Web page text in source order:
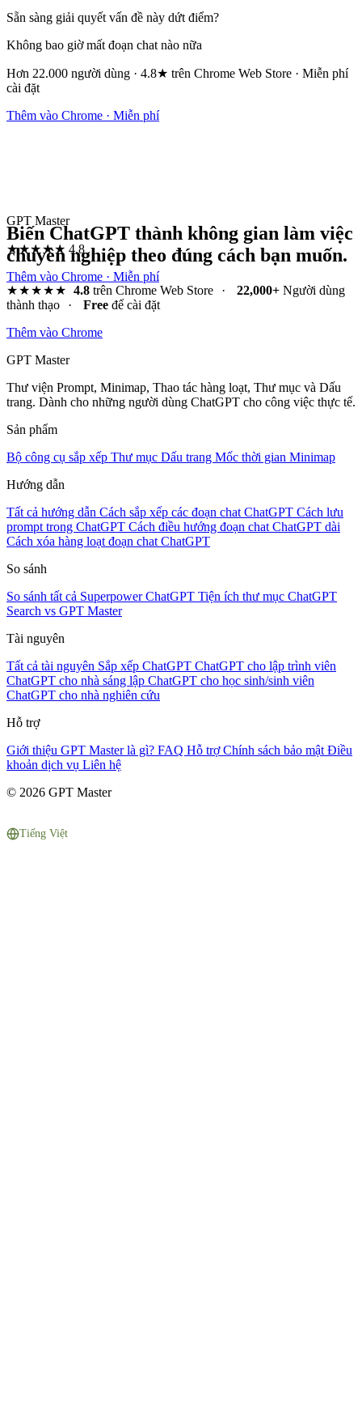
Sẵn sàng giải quyết vấn đề này dứt điểm?
Không bao giờ mất đoạn chat nào nữa
Hơn 22.000 người dùng · 4.8★ trên Chrome Web Store · Miễn phí
cài đặt
Thêm vào Chrome · Miễn phí
GPT Master
★★★★★ 4.8
Thêm vào Chrome · Miễn phí
Biến ChatGPT thành không gian làm việc
chuyên nghiệp theo đúng cách bạn muốn.
★★★★★ 4.8trên Chrome Web Store · 22,000+Người dùng
thành thạo
· Free để cài đặt
Thêm vào Chrome
GPT Master
Thư viện Prompt, Minimap, Thao tác hàng loạt, Thư mục và Dấu
trang. Dành cho những người dùng ChatGPT cho công việc thực tế.
Sản phẩm
Bộ công cụ sắp xếp Thư mục Dấu trang Mốc thời gian Minimap
Hướng dẫn
Tất cả hướng dẫn Cách sắp xếp các đoạn chat ChatGPT Cách lưu
prompt trong ChatGPT Cách điều hướng đoạn chat ChatGPT dài
Cách xóa hàng loạt đoạn chat ChatGPT
So sánh
So sánh tất cả Superpower ChatGPT Tiện ích thư mục ChatGPT
Search vs GPT Master
Tài nguyên
Tất cả tài nguyên Sắp xếp ChatGPT ChatGPT cho lập trình viên
ChatGPT cho nhà sáng lập ChatGPT cho học sinh/sinh viên
ChatGPT cho nhà nghiên cứu
Hỗ trợ
Giới thiệu GPT Master là gì? FAQ Hỗ trợChính sách bảo mật Điều
khoản dịch vụ Liên hệ
© 2026 GPT Master
Tiếng Việt